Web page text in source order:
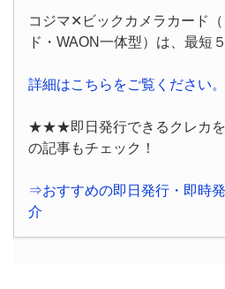
コジマ✕ビックカメラカード
ド・WAON一体型）は、最短
詳細はこちらをご覧ください。
★★★即日発行できるクレカを
の記事もチェック！
⇒おすすめの即日発行・即時
介